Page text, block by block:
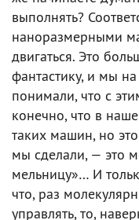
выполнять?
наноразмерными
двигаться. Это
фантастику, и мы
понимали, что с
конечно, что в
таких машин, но
мы сделали, — это
мельницу»… И
что, раз
управлять, то,